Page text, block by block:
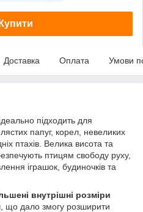
Купити
Доставка Оплата Умови
підходить для
папуг, корел, невеликих
птахів. Велика висота та
птицям свободу руху,
іграшок, будиночків та
внутрішні розміри
, що дало змогу розширити